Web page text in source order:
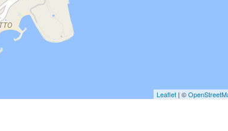
Leaflet | ©